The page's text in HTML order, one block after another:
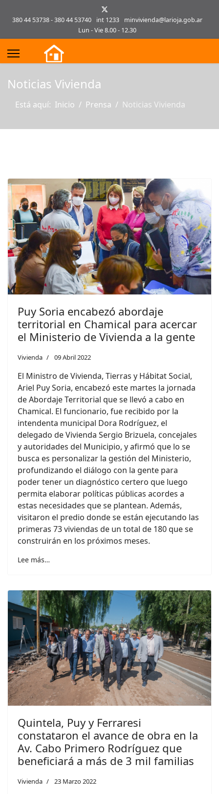
380 44 53738 - 380 44 53740 int 1233
minvivienda@larioja.gob.ar
Lun - Vie 8.00 - 12.30
Noticias Vivienda
Está aquí: Inicio Prensa Noticias Vivienda
Puy Soria encabezó abordaje
territorial en Chamical para acercar
el Ministerio de Vivienda a la gente
Vivienda 09 Abril 2022
El Ministro de Vivienda, Tierras y Hábitat Social,
Ariel Puy Soria, encabezó este martes la jornada
de Abordaje Territorial que se llevó a cabo en
Chamical. El funcionario, fue recibido por la
intendenta municipal Dora Rodríguez, el
delegado de Vivienda Sergio Brizuela, concejales
y autoridades del Municipio, y afirmó que lo se
busca es personalizar la gestión del Ministerio,
profundizando el diálogo con la gente para
poder tener un diagnóstico certero que luego
permita elaborar políticas públicas acordes a
estas necesidades que se plantean. Además,
visitaron el predio donde se están ejecutando las
primeras 73 viviendas de un total de 180 que se
construirán en los próximos meses.
Lee más…
Quintela, Puy y Ferraresi
constataron el avance de obra en la
Av. Cabo Primero Rodríguez que
beneficiará a más de 3 mil familias
Vivienda 23 Marzo 2022